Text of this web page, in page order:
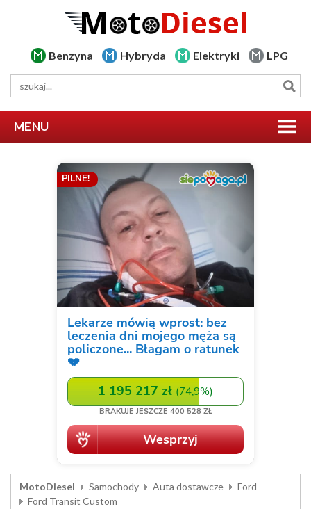
Benzyna Hybryda Elektryki LPG
MENU
MotoDiesel Samochody Auta dostawcze
Ford
Ford Transit Custom